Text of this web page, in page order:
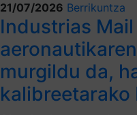
21/07/2026 Berrikuntza
Industrias
murgildu da,
kalibreetarako